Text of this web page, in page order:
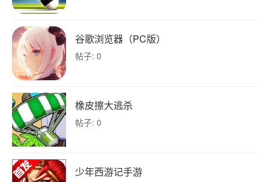
谷歌浏览器（PC版）
帖子: 0
橡皮擦大逃杀
帖子: 0
少年西游记手游